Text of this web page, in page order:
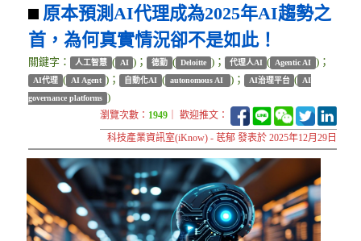
原本預測AI代理成為2025年AI趨勢之
首，為何真實情況卻不是如此！
關鍵字： 人工智慧 ( AI )； 德勤 ( Deloitte )； 代理人AI ( Agentic AI )；
AI代理 ( AI Agent )； 自動化AI ( autonomous AI )； AI治理平台 ( AI
governance platforms )
瀏覽次數： 1949 ｜ 歡迎推文：
科技產業資訊室(iKnow) - 茋郁 發表於 2025年12月29日